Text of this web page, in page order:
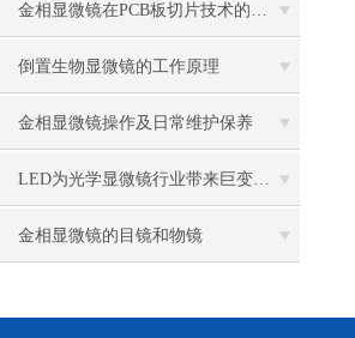
金相显微镜在PCB板切片技术的过程控制中的作用
倒置生物显微镜的工作原理
金相显微镜操作及日常维护保养
LED为光学显微镜行业带来巨变 优势比传统卤素更明显
金相显微镜的目镜和物镜